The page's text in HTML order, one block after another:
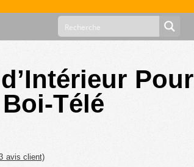
Pour
Télé
avis client)